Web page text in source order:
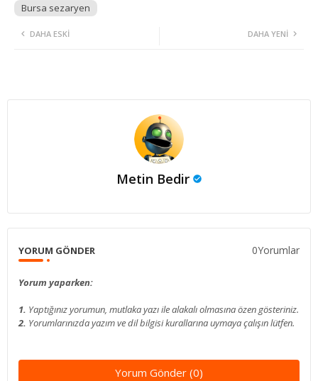
Bursa sezaryen
DAHA YENI
DAHA ESKI
Metin Bedir
YORUM GÖNDER 0Yorumlar
Yorum yaparken:
1. Yaptığınız yorumun, mutlaka yazı ile alakalı olmasına özen gösteriniz.
2. Yorumlarınızda yazım ve dil bilgisi kurallarına uymaya çalışın lütfen.
Yorum Gönder (0)